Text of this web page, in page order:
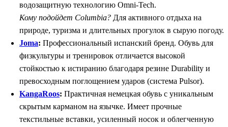
водозащитную технологию Omni-Tech.
Кому подойдет Columbia? Для активного отдыха на
природе, туризма и длительных прогулок в сырую погоду.
Joma: Профессиональный испанский бренд. Обувь для
физкультуры и тренировок отличается высокой
стойкостью к истиранию благодаря резине Durability и
превосходным поглощением ударов (система Pulsor).
KangaRoos: Практичная немецкая обувь с уникальным
скрытым карманом на язычке. Имеет прочные
текстильные вставки, усиленный носок и облегченную